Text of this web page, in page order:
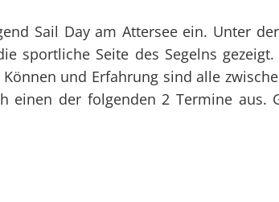
Datenschutz
Organigramm
Unsere Clubabende
SY Gundel Gaukeley
SY Daisy Duck
Sail Day am Attersee ein. Unter
sportliche Seite des Segelns gezeigt.
und Erfahrung sind alle
einen der folgenden 2 Termine aus.